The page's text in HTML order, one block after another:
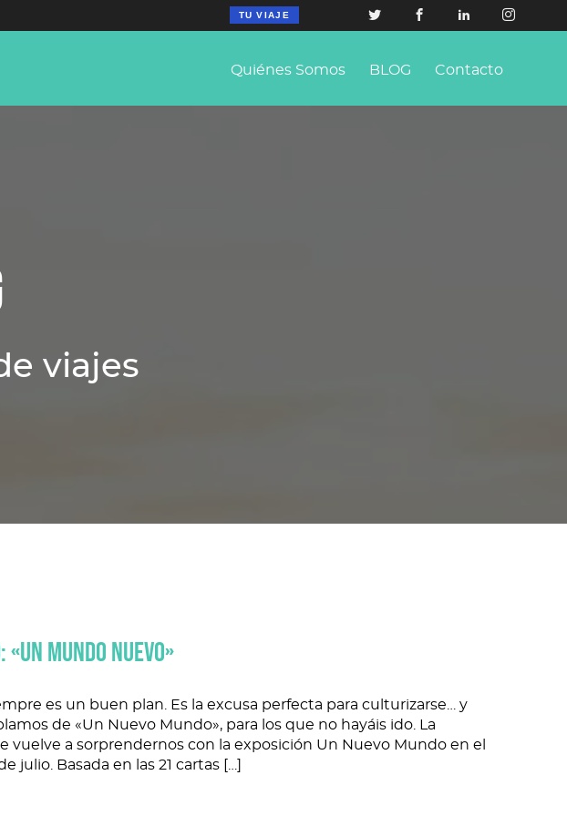
TU VIAJE
Quiénes Somos BLOG Contacto
viajes
«UN MUNDO NUEVO»
es un buen plan. Es la excusa perfecta para culturizarse… y
de «Un Nuevo Mundo», para los que no hayáis ido. La
vuelve a sorprendernos con la exposición Un Nuevo Mundo en el
julio. Basada en las 21 cartas […]